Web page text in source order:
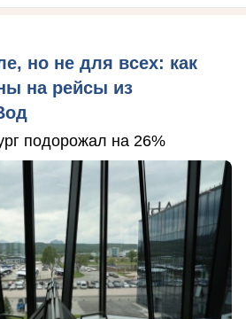
но не для всех: как
на рейсы из
подорожал на 26%